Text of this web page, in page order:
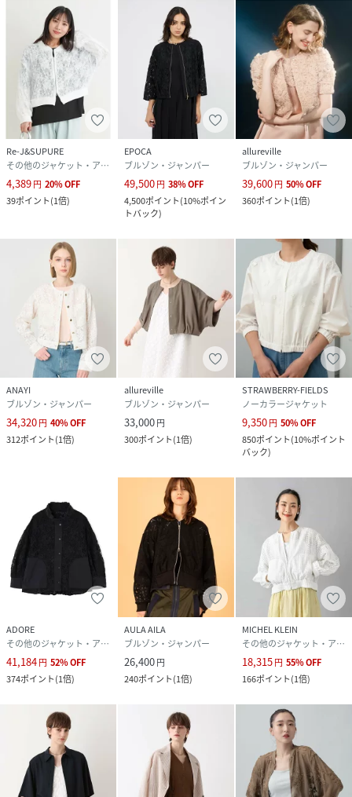
Re-J&SUPURE
その他のジャケット・アウター
4,389円 20%OFF
39ポイント(1倍)
EPOCA
ブルゾン・ジャンパー
49,500円 38%OFF
4,500ポイント(10%ポイン
トバック)
allureville
ブルゾン・ジャンパー
39,600円 50%OFF
360ポイント(1倍)
ANAYI
ブルゾン・ジャンパー
34,320円 40%OFF
312ポイント(1倍)
allureville
ブルゾン・ジャンパー
33,000円
300ポイント(1倍)
STRAWBERRY-FIELDS
ノーカラージャケット
9,350円 50%OFF
850ポイント(10%ポイント
バック)
ADORE
その他のジャケット・アウター
41,184円 52%OFF
374ポイント(1倍)
AULA AILA
ブルゾン・ジャンパー
26,400円
240ポイント(1倍)
MICHEL KLEIN
その他のジャケット・アウター
18,315円 55%OFF
166ポイント(1倍)